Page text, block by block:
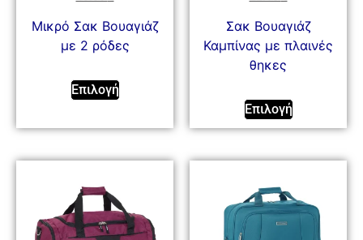
Μικρό Σακ Βουαγιάζ
με 2 ρόδες
Επιλογή
Σακ Βουαγιάζ
Καμπίνας με πλαινές
θηκες
Επιλογή